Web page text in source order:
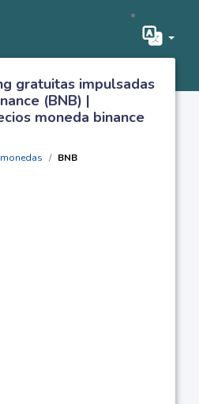
gratuitas impulsadas
(BNB) |
moneda binance
BNB